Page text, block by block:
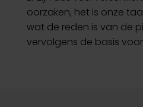
oorzaken, het is onze
wat de reden is van de
vervolgens de basis